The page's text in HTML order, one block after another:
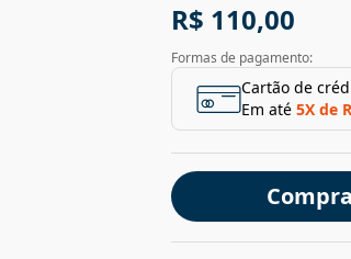
R$ 110,00
Formas de pagamento:
Cartão de
Em até 5X de